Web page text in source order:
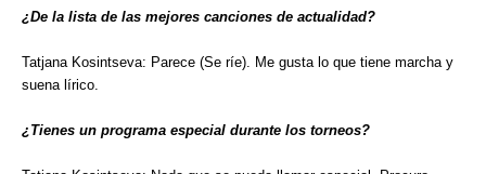
¿De la lista de las mejores canciones de actualidad?
Tatjana Kosintseva: Parece (Se ríe). Me gusta lo que tiene marcha y
suena lírico.
¿Tienes un programa especial durante los torneos?